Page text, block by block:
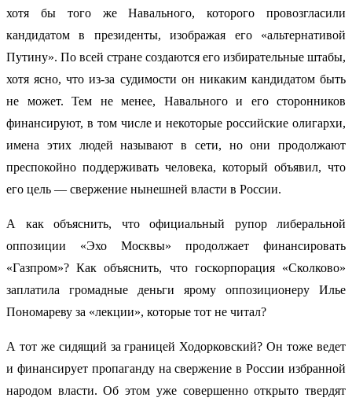
хотя бы того же Навального, которого провозгласили
кандидатом в президенты, изображая его «альтернативой
Путину». По всей стране создаются его избирательные штабы,
хотя ясно, что из-за судимости он никаким кандидатом быть
не может. Тем не менее, Навального и его сторонников
финансируют, в том числе и некоторые российские олигархи,
имена этих людей называют в сети, но они продолжают
преспокойно поддерживать человека, который объявил, что
его цель — свержение нынешней власти в России.
А как объяснить, что официальный рупор либеральной
оппозиции «Эхо Москвы» продолжает финансировать
«Газпром»? Как объяснить, что госкорпорация «Сколково»
заплатила громадные деньги ярому оппозиционеру Илье
Пономареву за «лекции», которые тот не читал?
А тот же сидящий за границей Ходорковский? Он тоже ведет
и финансирует пропаганду на свержение в России избранной
народом власти. Об этом уже совершенно открыто твердят